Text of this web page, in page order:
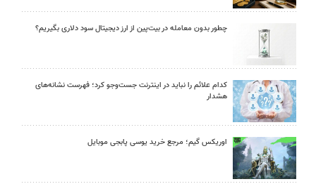
چطور بدون معامله در بیت‌پین از ارز دیجیتال سود دلاری بگیریم؟
کدام علائم را نباید در اینترنت جست‌وجو کرد؛ فهرست نشانه‌های
هشدار
اوریکس گیم؛ مرجع خرید یوسی پابجی موبایل